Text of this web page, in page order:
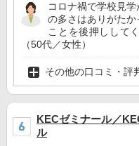
コロナ禍で学校見
の多さはありがた
ことを後押しして
（50代／女性）
その他の口コミ・評
KECゼミナール／
ル